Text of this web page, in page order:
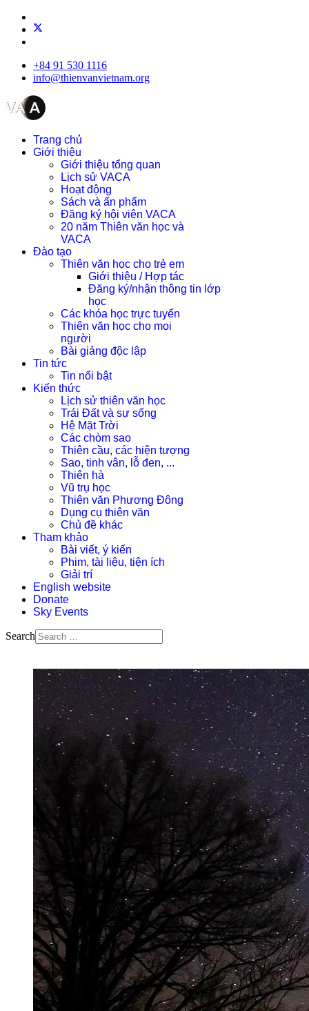
+84 91 530 1116
info@thienvanvietnam.org
Trang chủ
Giới thiệu
Giới thiệu tổng quan
Lịch sử VACA
Hoạt động
Sách và ấn phẩm
Đăng ký hội viên VACA
20 năm Thiên văn học và
VACA
Đào tạo
Thiên văn học cho trẻ em
Giới thiệu / Hợp tác
Đăng ký/nhận thông tin lớp
học
Các khóa học trực tuyến
Thiên văn học cho mọi
người
Bài giảng độc lập
Tin tức
Tin nổi bật
Kiến thức
Lịch sử thiên văn học
Trái Đất và sự sống
Hệ Mặt Trời
Các chòm sao
Thiên cầu, các hiện tượng
Sao, tinh vân, lỗ đen, ...
Thiên hà
Vũ trụ học
Thiên văn Phương Đông
Dụng cụ thiên văn
Chủ đề khác
Tham khảo
Bài viết, ý kiến
Phim, tài liệu, tiện ích
Giải trí
English website
Donate
Sky Events
Search